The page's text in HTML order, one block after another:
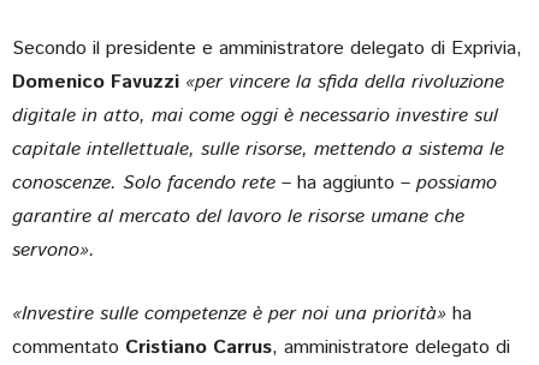
Secondo il presidente e amministratore delegato di Exprivia,
Domenico Favuzzi «per vincere la sfida della rivoluzione
digitale in atto, mai come oggi è necessario investire sul
capitale intellettuale, sulle risorse, mettendo a sistema le
conoscenze. Solo facendo rete – ha aggiunto – possiamo
garantire al mercato del lavoro le risorse umane che
servono».
«Investire sulle competenze è per noi una priorità» ha
commentato Cristiano Carrus, amministratore delegato di